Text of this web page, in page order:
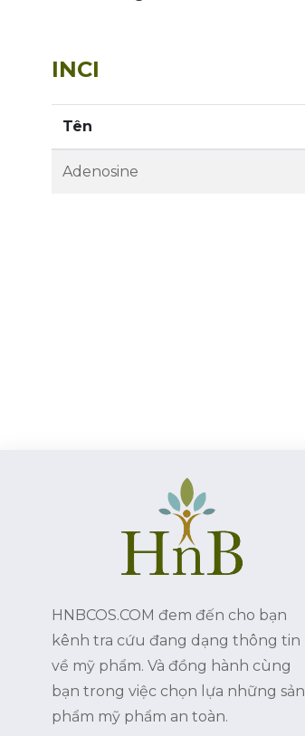
INCI
Tên
Adenosine
HNBCOS.COM đem đến cho bạn
kênh tra cứu đang dạng thông tin
về mỹ phẩm. Và đồng hành cùng
bạn trong việc chọn lựa những sản
phẩm mỹ phẩm an toàn.